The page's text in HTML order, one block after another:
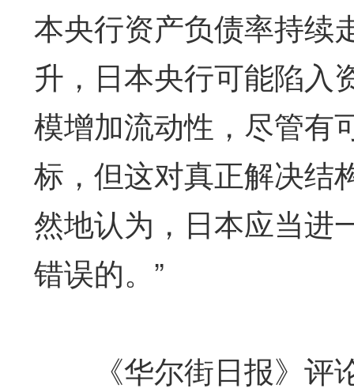
本央行资产负债率持续
升，日本央行可能陷入
模增加流动性，尽管有
标，但这对真正解决结
然地认为，日本应当进
错误的。”
《华尔街日报》评论